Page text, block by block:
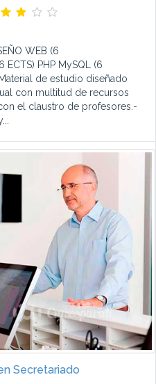
WEB (6
ECTS) PHP MySQL (6
de estudio diseñado
con multitud de recursos
el claustro de profesores.-
Secretariado